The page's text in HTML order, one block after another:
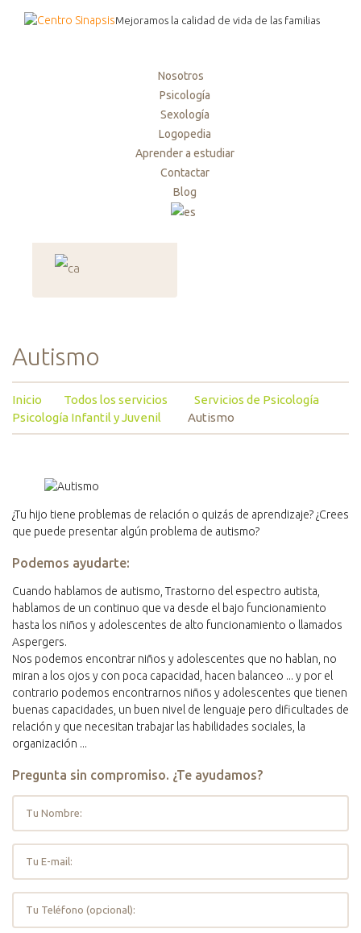
Mejoramos la calidad de vida de las familias
Nosotros
Psicología
Sexología
Logopedia
Aprender a estudiar
Contactar
Blog
Autismo
Inicio Todos los servicios
Servicios de Psicología
Psicología Infantil y Juvenil
Autismo
¿Tu hijo tiene problemas de relación o quizás de aprendizaje? ¿Crees
que puede presentar algún problema de autismo?
Podemos ayudarte:
Cuando hablamos de autismo, Trastorno del espectro autista,
hablamos de un continuo que va desde el bajo funcionamiento
hasta los niños y adolescentes de alto funcionamiento o llamados
Aspergers.
Nos podemos encontrar niños y adolescentes que no hablan, no
miran a los ojos y con poca capacidad, hacen balanceo ... y por el
contrario podemos encontrarnos niños y adolescentes que tienen
buenas capacidades, un buen nivel de lenguaje pero dificultades de
relación y que necesitan trabajar las habilidades sociales, la
organización ...
Pregunta sin compromiso. ¿Te ayudamos?